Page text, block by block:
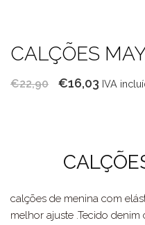
CALÇÕES
€22,90
O
€22,90.
€16,03 O
€16,03.
IVA
calções de menina com
melhor ajuste .Tecido